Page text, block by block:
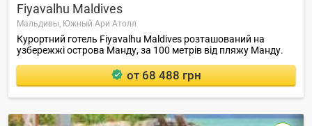
Fiyavalhu Maldives
Мальдивы, Южный Ари Атолл
Курортний готель Fiyavalhu Maldives розташований на
узбережжі острова Манду, за 100 метрів від пляжу Манду.
от 68 488 грн